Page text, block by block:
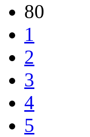
80
1
2
3
4
5